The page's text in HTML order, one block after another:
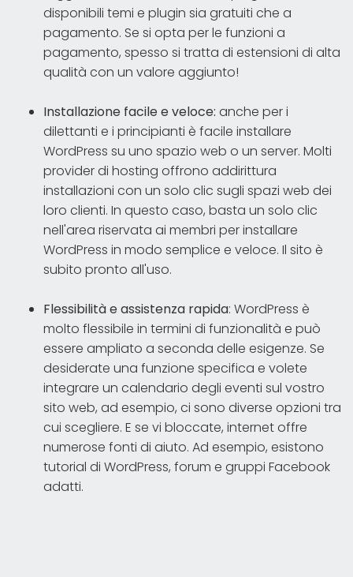
disponibili temi e plugin sia gratuiti che a
pagamento. Se si opta per le funzioni a
pagamento, spesso si tratta di estensioni di alta
qualità con un valore aggiunto!
Installazione facile e veloce: anche per i
dilettanti e i principianti è facile installare
WordPress su uno spazio web o un server. Molti
provider di hosting offrono addirittura
installazioni con un solo clic sugli spazi web dei
loro clienti. In questo caso, basta un solo clic
nell'area riservata ai membri per installare
WordPress in modo semplice e veloce. Il sito è
subito pronto all'uso.
Flessibilità e assistenza rapida: WordPress è
molto flessibile in termini di funzionalità e può
essere ampliato a seconda delle esigenze. Se
desiderate una funzione specifica e volete
integrare un calendario degli eventi sul vostro
sito web, ad esempio, ci sono diverse opzioni tra
cui scegliere. E se vi bloccate, internet offre
numerose fonti di aiuto. Ad esempio, esistono
tutorial di WordPress, forum e gruppi Facebook
adatti.